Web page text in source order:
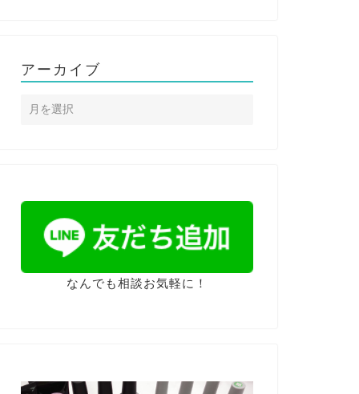
アーカイブ
なんでも相談お気軽に！